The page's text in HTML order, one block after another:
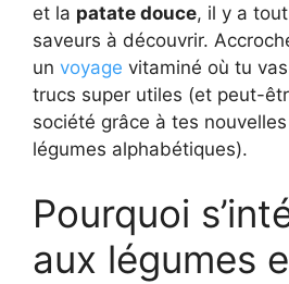
et la patate douce, il y a
saveurs à découvrir.
un voyage vitaminé où tu
trucs super utiles (et peut-
société grâce à tes
légumes alphabétiques).
Pourquoi
aux légumes